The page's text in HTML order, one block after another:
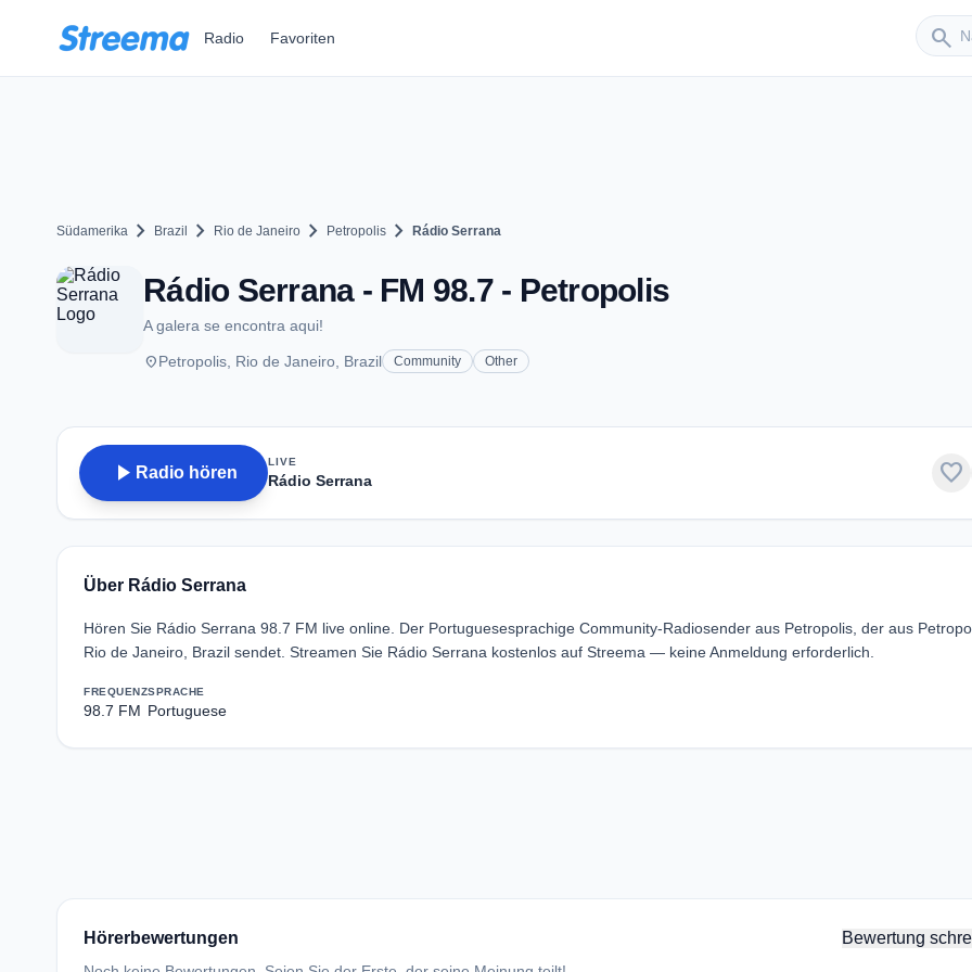
Radio Favoriten search
Sender
Südamerika chevron_right Brazil chevron_right Rio de Janeiro chevron_right Petropolis chevron_right Rádio Serrana
Rádio Serrana - FM 98.7 - Petropolis
A galera se encontra aqui!
placePetropolis, Rio de Janeiro, Brazil Community Other
play_arrow Radio hören
LIVE
Rádio Serrana favorite
Über Rádio Serrana
Hören Sie Rádio Serrana 98.7 FM live online. Der Portuguesesprachige Community-Radiosender aus Petropolis, der aus
Rio de Janeiro, Brazil sendet. Streamen Sie Rádio Serrana kostenlos auf Streema — keine Anmeldung erforderlich.
FREQUENZ
98.7 FM
SPRACHE
Portuguese
Hörerbewertungen Bewertung